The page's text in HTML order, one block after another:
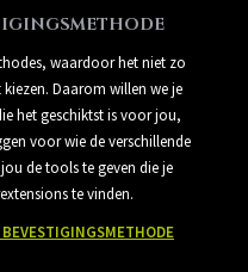
waardoor het niet zo
Daarom willen we je
het geschiktst is voor jou,
voor wie de verschillende
de tools te geven die je
te vinden.